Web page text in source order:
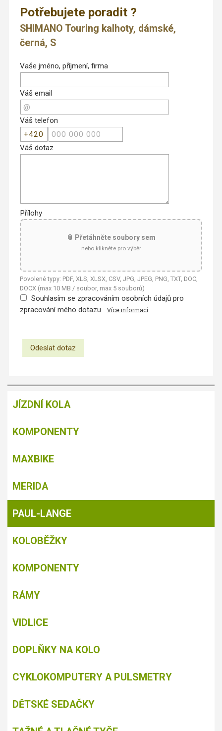
Potřebujete poradit ?
SHIMANO Touring kalhoty, dámské,
černá, S
Vaše jméno, příjmení, firma
Váš email
Váš telefon
Váš dotaz
Přílohy
📎 Přetáhněte soubory sem
nebo klikněte pro výběr
Povolené typy: PDF, XLS, XLSX, CSV, JPG, JPEG, PNG, TXT, DOC,
DOCX (max 10 MB / soubor, max 5 souborů)
Souhlasím se zpracováním osobních údajů pro
zpracování mého dotazu
Více informací
JÍZDNÍ KOLA
KOMPONENTY
MAXBIKE
MERIDA
PAUL-LANGE
KOLOBĚŽKY
KOMPONENTY
RÁMY
VIDLICE
DOPLŇKY NA KOLO
CYKLOKOMPUTERY A PULSMETRY
DĚTSKÉ SEDAČKY